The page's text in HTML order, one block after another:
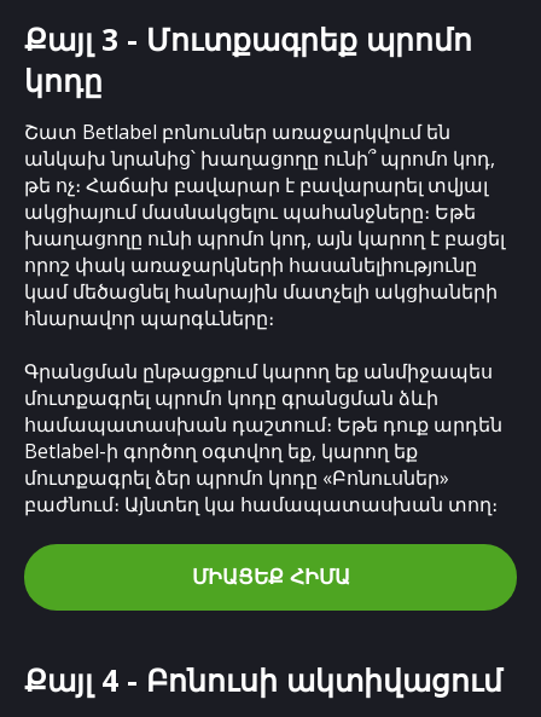
Քայլ 3 - Մուտքագրեք պրոմո
կոդը
Շատ Betlabel բոնուսներ առաջարկվում են
անկախ նրանից՝ խաղացողը ունի՞ պրոմո կոդ,
թե ոչ։ Հաճախ բավարար է բավարարել տվյալ
ակցիայում մասնակցելու պահանջները։ Եթե
խաղացողը ունի պրոմո կոդ, այն կարող է բացել
որոշ փակ առաջարկների հասանելիությունը
կամ մեծացնել հանրային մատչելի ակցիաների
հնարավոր պարգևները։
Գրանցման ընթացքում կարող եք անմիջապես
մուտքագրել պրոմո կոդը գրանցման ձևի
համապատասխան դաշտում։ Եթե դուք արդեն
Betlabel-ի գործող օգտվող եք, կարող եք
մուտքագրել ձեր պրոմո կոդը «Բոնուսներ»
բաժնում։ Այնտեղ կա համապատասխան տող։
ՄԻԱՑԵՔ ՀԻՄԱ
Քայլ 4 - Բոնուսի ակտիվացում